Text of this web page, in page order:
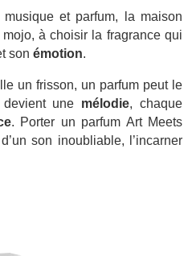
et parfum, la maison
à choisir la fragrance qui
son émotion.
un frisson, un parfum peut le
une mélodie, chaque
. Porter un parfum Art Meets
son inoubliable, l’incarner